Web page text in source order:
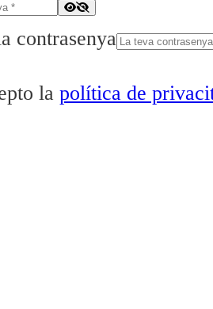
contrasenya
la política de